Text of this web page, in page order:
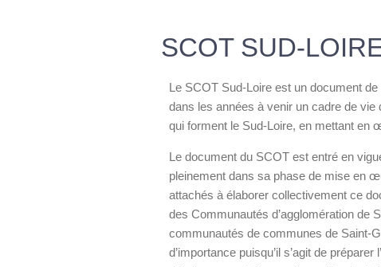
SCOT SUD-
Le SCOT Sud-Loire est un document
dans les années à venir un cadre de
qui forment le Sud-Loire, en mettant en
Le document du SCOT est entré en
pleinement dans sa phase de mise en
attachés à élaborer collectivement ce
des Communautés d’agglomération de
communautés de communes de Saint-
d’importance puisqu’il s’agit de